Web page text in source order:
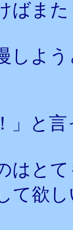
ばま
しよう
」と
はと
て欲